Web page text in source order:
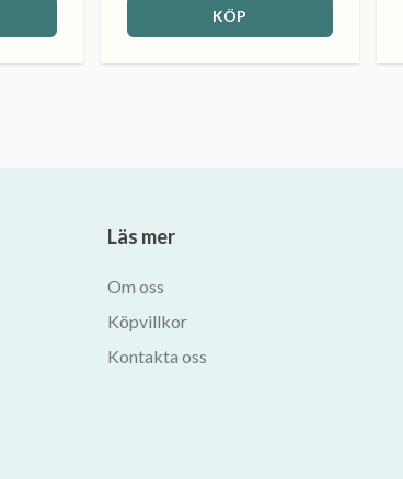
KÖP
Läs mer
Om oss
Köpvillkor
Kontakta oss